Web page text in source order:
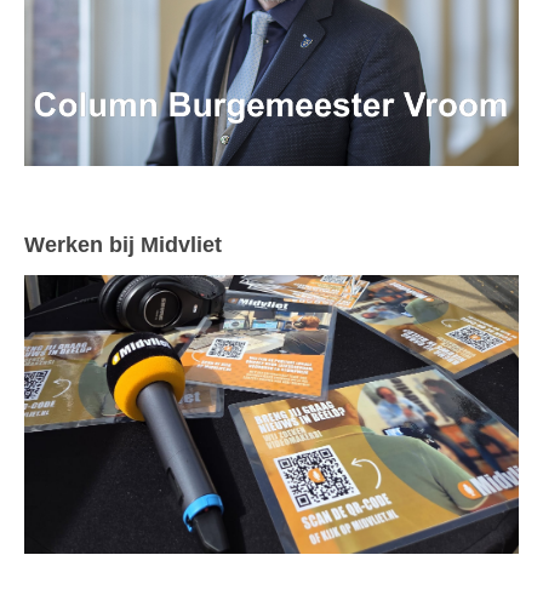
Werken bij Midvliet